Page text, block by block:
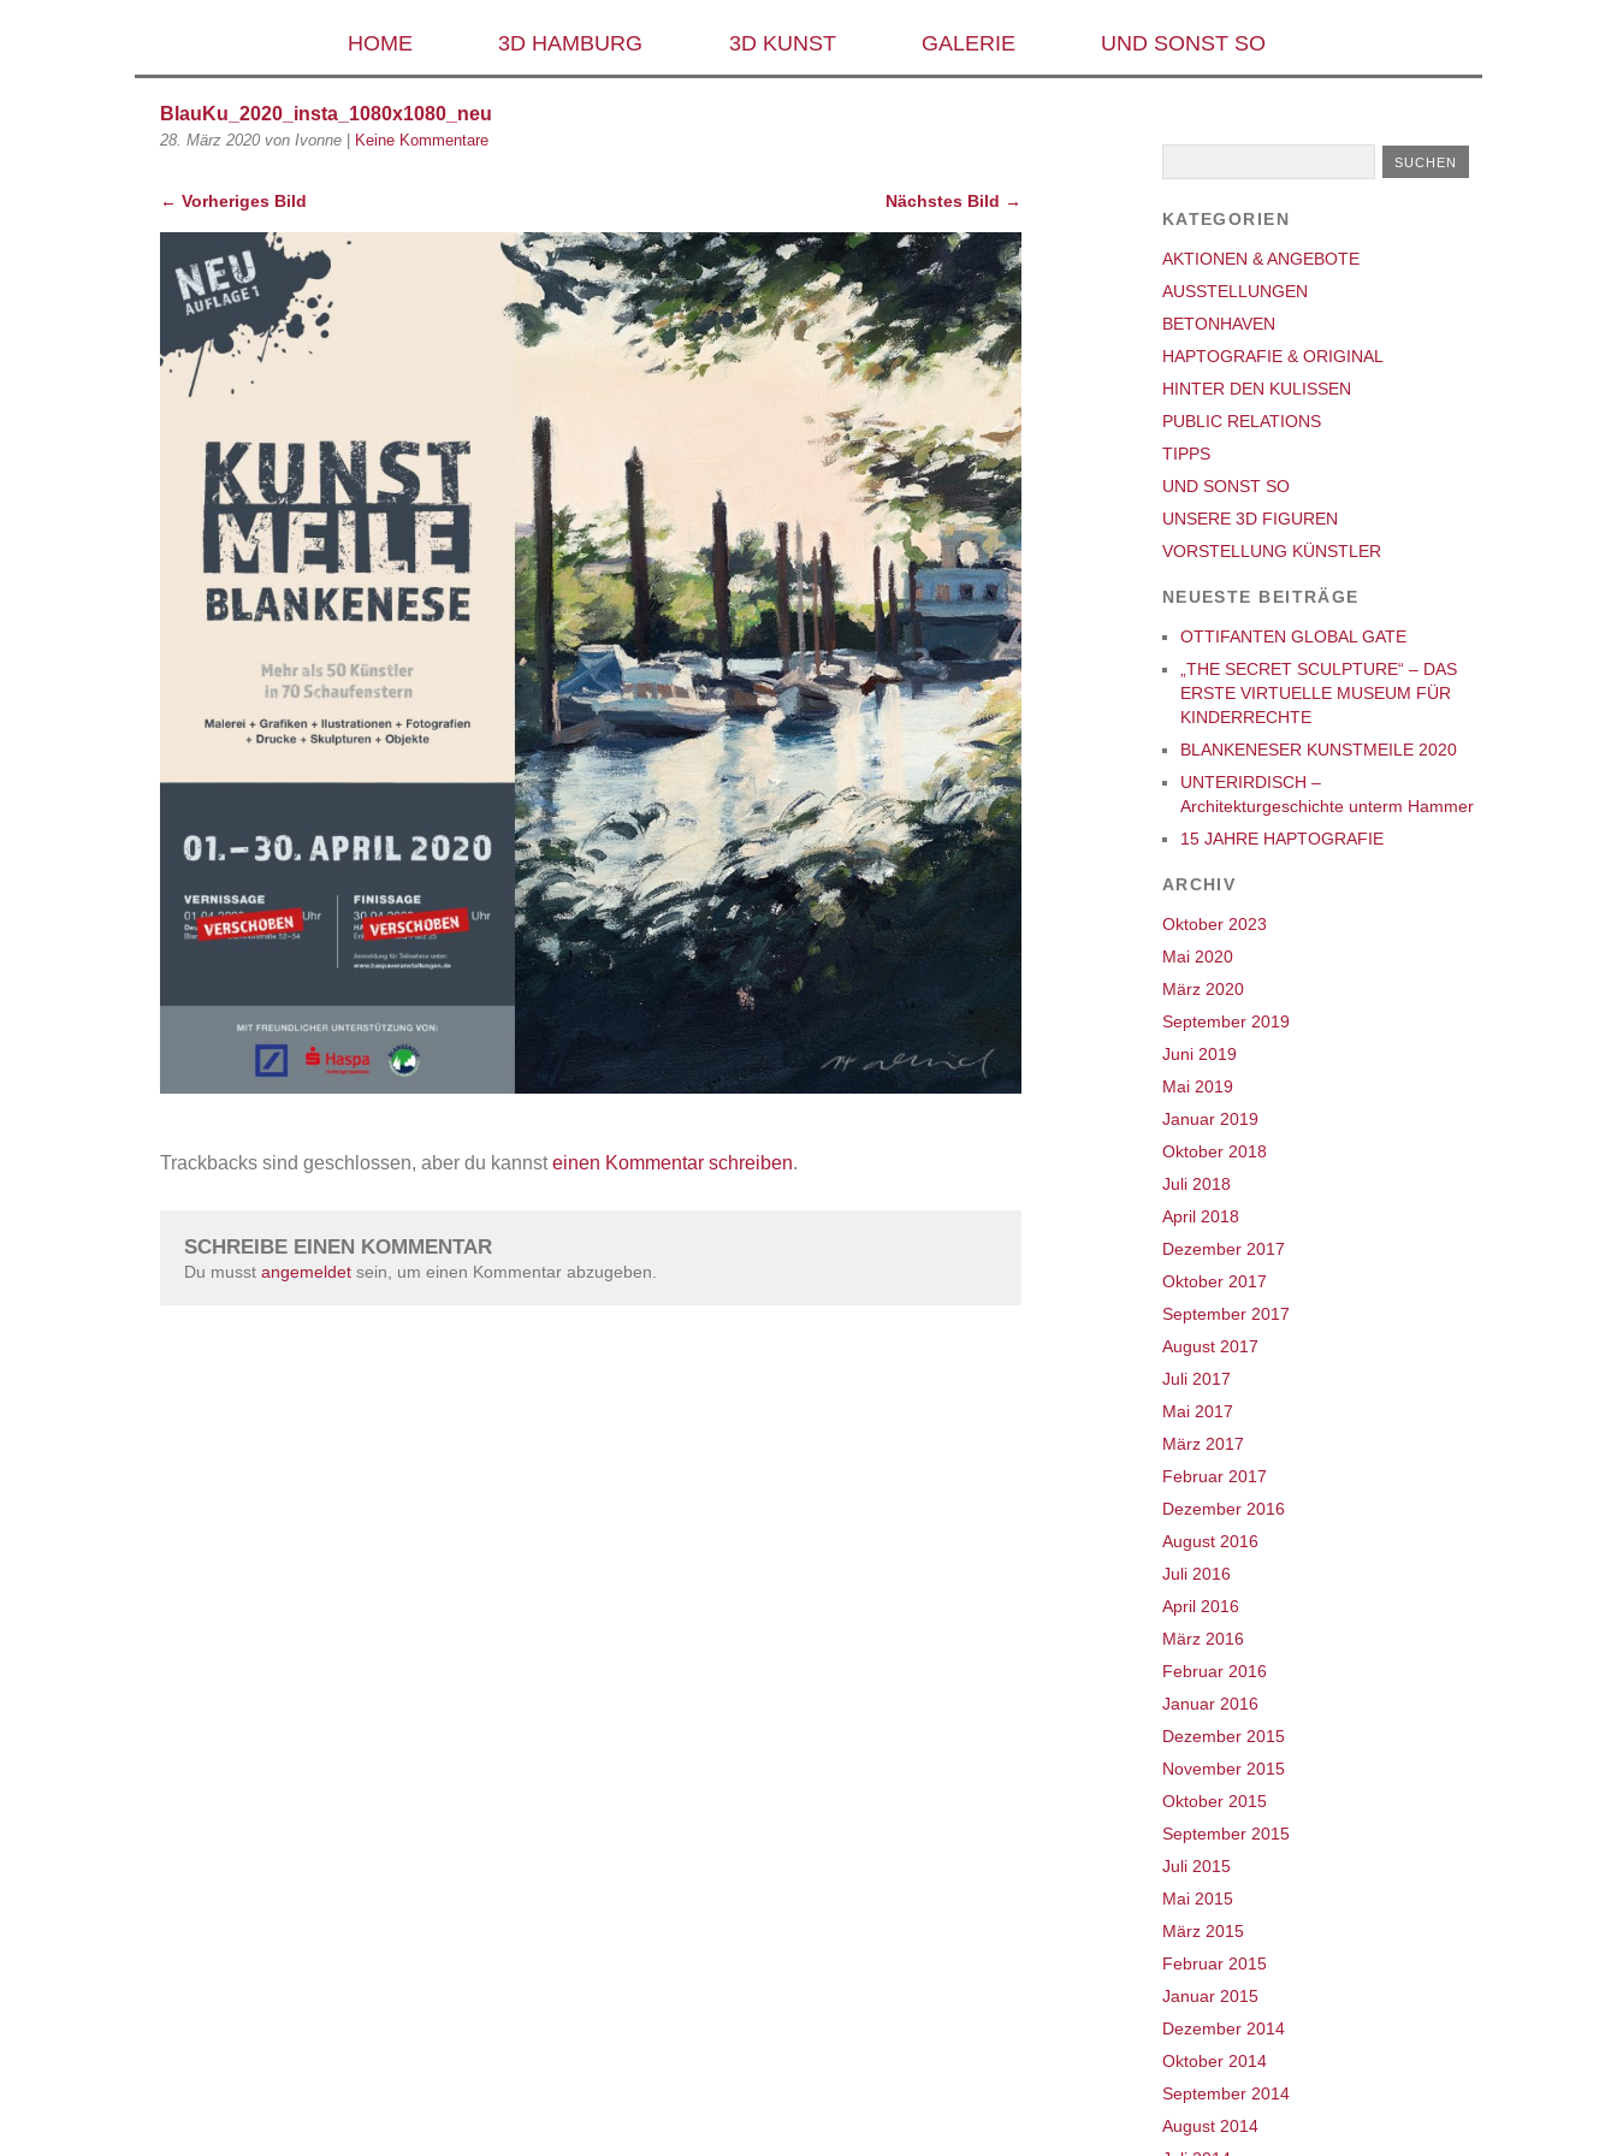
HOME 3D HAMBURG 3D KUNST GALERIE UND SONST SO
BlauKu_2020_insta_1080x1080_neu
28. März 2020 von Ivonne| Keine Kommentare
← Vorheriges Bild Nächstes Bild →
Trackbacks sind geschlossen, aber du kannsteinen Kommentar schreiben.
SCHREIBE EINEN KOMMENTAR
Du musst angemeldetsein, um einen Kommentar abzugeben.
KATEGORIEN
AKTIONEN & ANGEBOTE
AUSSTELLUNGEN
BETONHAVEN
HAPTOGRAFIE & ORIGINAL
HINTER DEN KULISSEN
PUBLIC RELATIONS
TIPPS
UND SONST SO
UNSERE 3D FIGUREN
VORSTELLUNG KÜNSTLER
NEUESTE BEITRÄGE
OTTIFANTEN GLOBAL GATE
„THE SECRET SCULPTURE“ – DAS
ERSTE VIRTUELLE MUSEUM FÜR
KINDERRECHTE
BLANKENESER KUNSTMEILE 2020
UNTERIRDISCH –
Architekturgeschichte unterm Hammer
15 JAHRE HAPTOGRAFIE
ARCHIV
Oktober 2023
Mai 2020
März 2020
September 2019
Juni 2019
Mai 2019
Januar 2019
Oktober 2018
Juli 2018
April 2018
Dezember 2017
Oktober 2017
September 2017
August 2017
Juli 2017
Mai 2017
März 2017
Februar 2017
Dezember 2016
August 2016
Juli 2016
April 2016
März 2016
Februar 2016
Januar 2016
Dezember 2015
November 2015
Oktober 2015
September 2015
Juli 2015
Mai 2015
März 2015
Februar 2015
Januar 2015
Dezember 2014
Oktober 2014
September 2014
August 2014